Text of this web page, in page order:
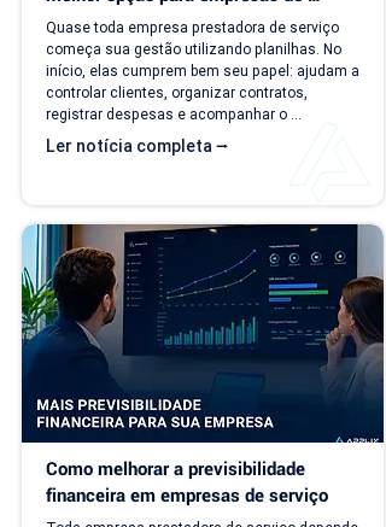
serviço?
Ler notícia completa ⭢
Quase toda empresa prestadora de serviço
começa sua gestão utilizando planilhas. No
início, elas cumprem bem seu papel: ajudam a
controlar clientes, organizar contratos,
registrar despesas e acompanhar o
faturamento. O problema é que a empresa
evolui, mas o modelo de gestão muitas vezes
continua o mesmo. Com o aumento da
cobranças recorrentes e processos
financeiros mais complexos, aquilo que antes
era simples passa a consumir tempo, gerar
retrabalho e...
Como melhorar a previsibilidade
financeira em empresas de serviço